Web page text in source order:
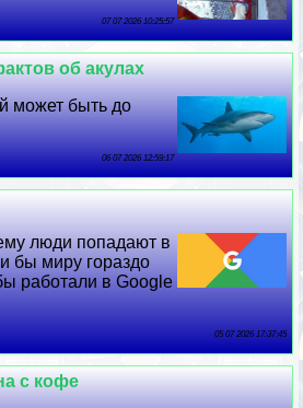
07 07 2026 10:25:57
об акулах
может быть до
06 07 2026 12:59:17
люди попадают в
бы миру гораздо
работали в Google
05 07 2026 17:37:45
с кофе